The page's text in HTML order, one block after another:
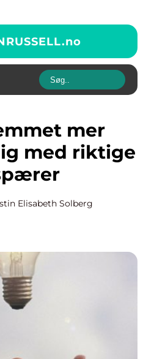
no
med riktige
Elisabeth Solberg